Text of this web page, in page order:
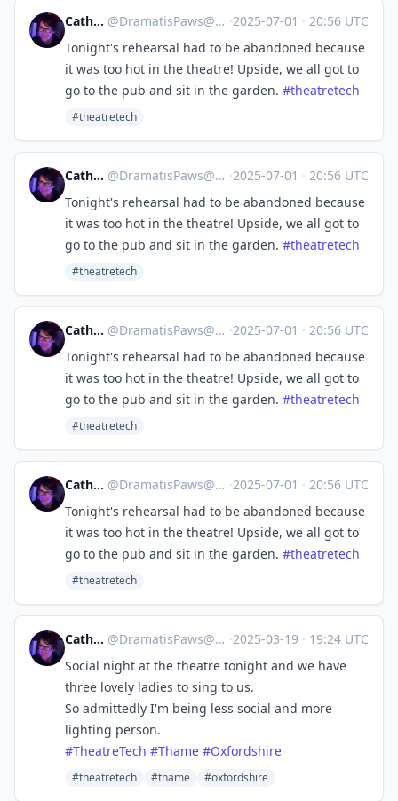
Catherine @DramatisPaws@toot.wales ·2025-07-01 · 20:56 UTC
Tonight's rehearsal had to be abandoned because
it was too hot in the theatre! Upside, we all got to
go to the pub and sit in the garden. #theatretech
#theatretech
Catherine @DramatisPaws@toot.wales ·2025-07-01 · 20:56 UTC
Tonight's rehearsal had to be abandoned because
it was too hot in the theatre! Upside, we all got to
go to the pub and sit in the garden. #theatretech
#theatretech
Catherine @DramatisPaws@toot.wales ·2025-07-01 · 20:56 UTC
Tonight's rehearsal had to be abandoned because
it was too hot in the theatre! Upside, we all got to
go to the pub and sit in the garden. #theatretech
#theatretech
Catherine @DramatisPaws@toot.wales ·2025-07-01 · 20:56 UTC
Tonight's rehearsal had to be abandoned because
it was too hot in the theatre! Upside, we all got to
go to the pub and sit in the garden. #theatretech
#theatretech
Catherine @DramatisPaws@toot.wales ·2025-03-19 · 19:24 UTC
Social night at the theatre tonight and we have
three lovely ladies to sing to us.
So admittedly I'm being less social and more
lighting person.
#TheatreTech #Thame #Oxfordshire
#theatretech #thame #oxfordshire